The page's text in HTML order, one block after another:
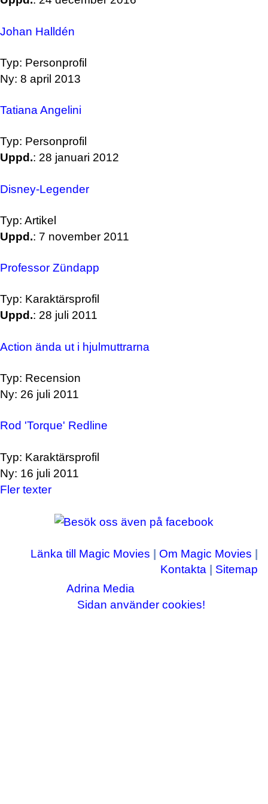
Johan Halldén
Typ: Personprofil
Ny: 8 april 2013
Tatiana Angelini
Typ: Personprofil
Uppd.: 28 januari 2012
Disney-Legender
Typ: Artikel
Uppd.: 7 november 2011
Professor Zündapp
Typ: Karaktärsprofil
Uppd.: 28 juli 2011
Action ända ut i hjulmuttrarna
Typ: Recension
Ny: 26 juli 2011
Rod 'Torque' Redline
Typ: Karaktärsprofil
Ny: 16 juli 2011
Fler texter
Länka till Magic Movies Om Magic Movies
Kontakta
Sitemap
Copyright © 2003-2026Adrina Media
Sidan använder cookies!